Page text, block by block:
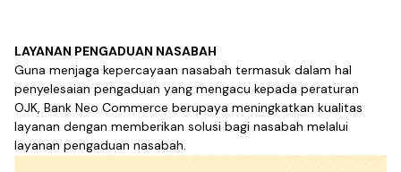
LAYANAN PENGADUAN NASABAH
Guna menjaga kepercayaan nasabah termasuk dalam hal
penyelesaian pengaduan yang mengacu kepada peraturan
OJK, Bank Neo Commerce berupaya meningkatkan kualitas
layanan dengan memberikan solusi bagi nasabah melalui
layanan pengaduan nasabah.